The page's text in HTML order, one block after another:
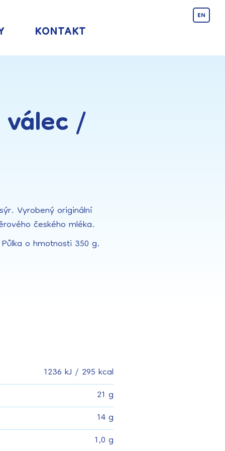
KONTAKT
EN
/
Vyrobený originální
českého mléka.
o hmotnosti 350 g.
1236 kJ / 295 kcal
21 g
14 g
1,0 g